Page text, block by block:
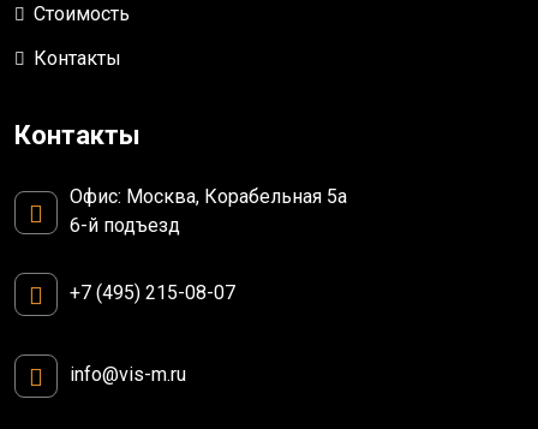
Стоимость
Контакты
Контакты
Офис: Москва, Корабельная 5а
6-й подъезд
+7 (495) 215-08-07
info@vis-m.ru